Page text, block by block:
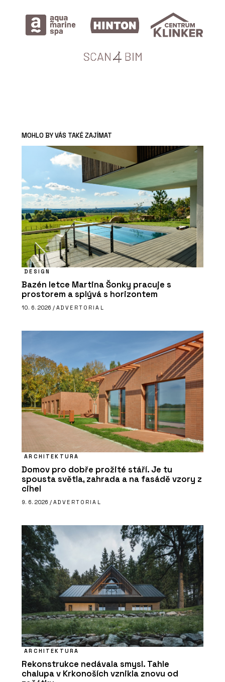
MOHLO BY VÁS TAKÉ ZAJÍMAT
DESIGN
Bazén letce Martina Šonky pracuje s
prostorem a splývá s horizontem
10. 6. 2026 / ADVERTORIAL
ARCHITEKTURA
Domov pro dobře prožité stáří. Je tu
spousta světla, zahrada a na fasádě vzory z
cihel
9. 6. 2026 / ADVERTORIAL
ARCHITEKTURA
Rekonstrukce nedávala smysl. Tahle
chalupa v Krkonoších vznikla znovu od